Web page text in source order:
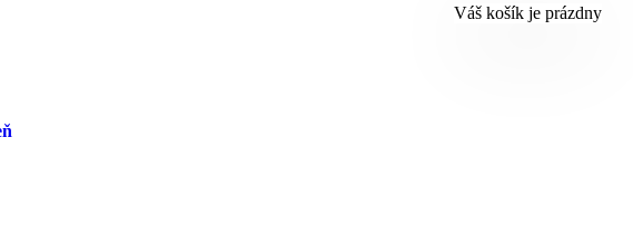
Váš košík je prázdny